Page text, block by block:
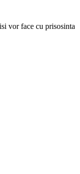
vor face cu prisosinta